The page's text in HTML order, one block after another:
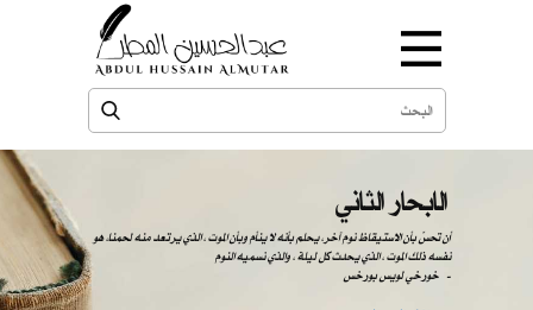
الابحار الثاني
​​ أن تحسّ بأن الاستيقاظ نوم آخر، يحلم بأنه لا ينأم وبأن الموت ، الذي يرتعد منه لحمنا، هو
نفسه ذلك الموت ، الذي يحدث كل ليلة ، والذي نسميه النوم
-